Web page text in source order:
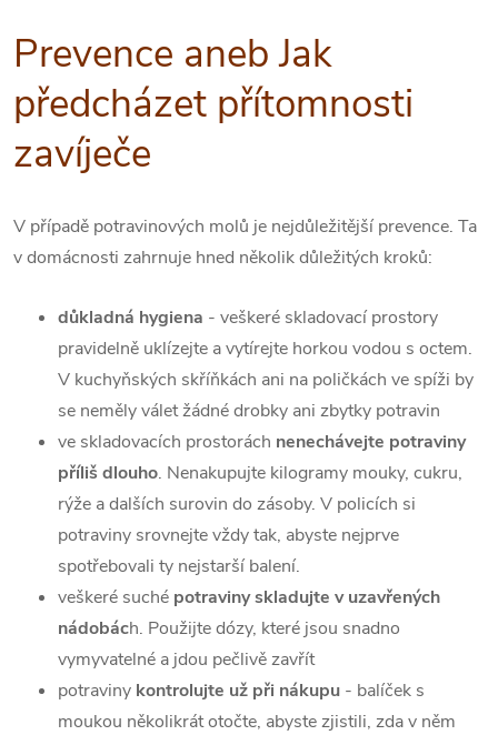
Prevence aneb Jak
předcházet přítomnosti
zavíječe
V případě potravinových molů je nejdůležitější prevence. Ta
v domácnosti zahrnuje hned několik důležitých kroků:
důkladná hygiena - veškeré skladovací prostory
pravidelně uklízejte a vytírejte horkou vodou s octem.
V kuchyňských skříňkách ani na poličkách ve spíži by
se neměly válet žádné drobky ani zbytky potravin
ve skladovacích prostorách nenechávejte potraviny
příliš dlouho. Nenakupujte kilogramy mouky, cukru,
rýže a dalších surovin do zásoby. V policích si
potraviny srovnejte vždy tak, abyste nejprve
spotřebovali ty nejstarší balení.
veškeré suché potraviny skladujte v uzavřených
nádobách. Použijte dózy, které jsou snadno
vymyvatelné a jdou pečlivě zavřít
potraviny kontrolujte už při nákupu - balíček s
moukou několikrát otočte, abyste zjistili, zda v něm